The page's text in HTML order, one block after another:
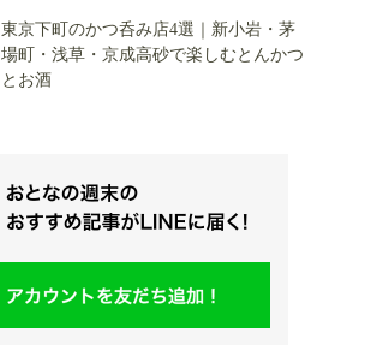
東京下町のかつ呑み店4選｜新小岩・茅
場町・浅草・京成高砂で楽しむとんかつ
とお酒